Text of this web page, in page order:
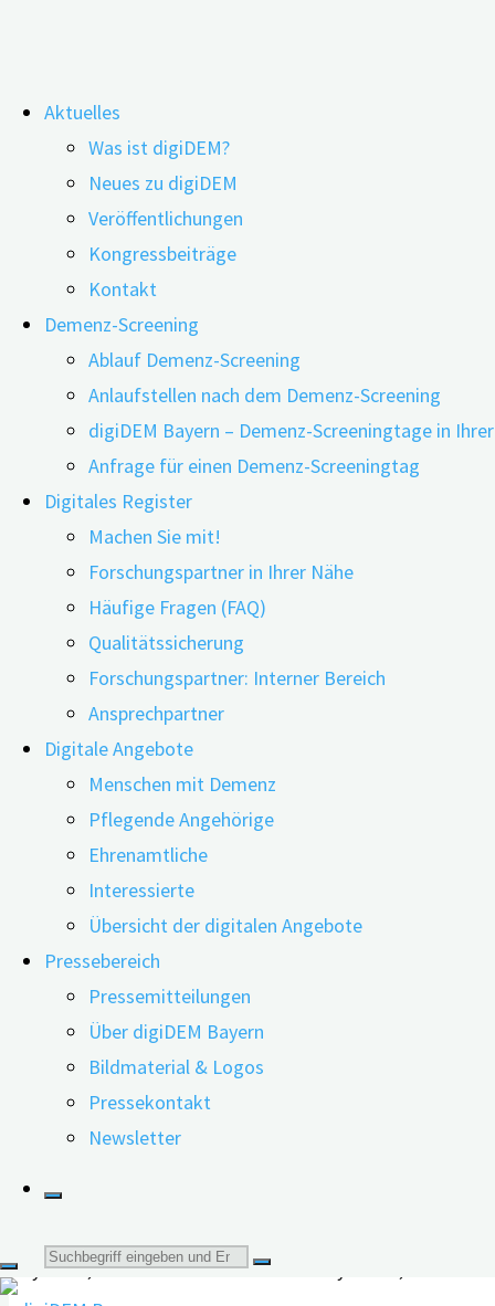
Inhalt
springen
Aktuelles
Was ist digiDEM?
Neues zu digiDEM
Veröffentlichungen
Kongressbeiträge
Kontakt
Demenz-Screening
Ablauf Demenz-Screening
Anlaufstellen nach dem Demenz-Screening
digiDEM Bayern – Demenz-Screeningtage in
Anfrage für einen Demenz-Screeningtag
Digitales Register
Machen Sie mit!
Forschungspartner in Ihrer Nähe
Häufige Fragen (FAQ)
Qualitätssicherung
Forschungspartner: Interner Bereich
Ansprechpartner
Digitale Angebote
Menschen mit Demenz
Pflegende Angehörige
Ehrenamtliche
Interessierte
Übersicht der digitalen Angebote
Pressebereich
Pressemitteilungen
Über digiDEM Bayern
Bildmaterial & Logos
Pressekontakt
Newsletter
Suche
Demenzrisiko bei
30.11.202322.01.2024
Hitzewallungen oder Schlafstörungen – befinden
Menopause Nebenwirkungen und Beschwerden
stellten Forschende nun fest: Die kombinierte
Foto: Shutterstock
Weltweit sind mehr Frauen als Männer von Demenz
Geschlecht an sich zusammenhängen. So greifen
Schlafstörungen zu lindern.
Dänische Forschende befassten sich nun mit dem
sie die Daten von mehr als 60.000 Frauen in
zyklisch, also in einem bestimmten Rhythmus, um auf